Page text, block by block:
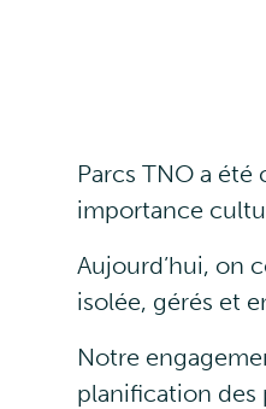
Parcs TNO a
importance
Aujourd’hui, on
isolée, gérés et
Notre
planification des